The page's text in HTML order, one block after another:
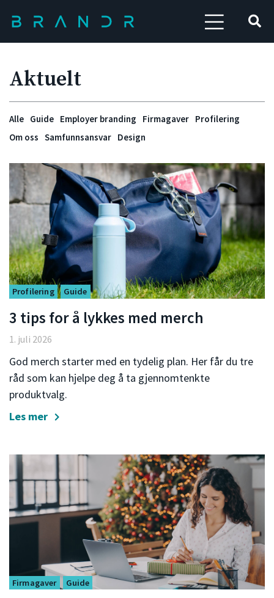
Aktuelt
Alle Guide Employer branding Firmagaver Profilering
Om oss Samfunnsansvar Design
Profilering Guide
3 tips for å lykkes med merch
1. juli 2026
God merch starter med en tydelig plan. Her får du tre
råd som kan hjelpe deg å ta gjennomtenkte
produktvalg.
Les mer
Firmagaver Guide